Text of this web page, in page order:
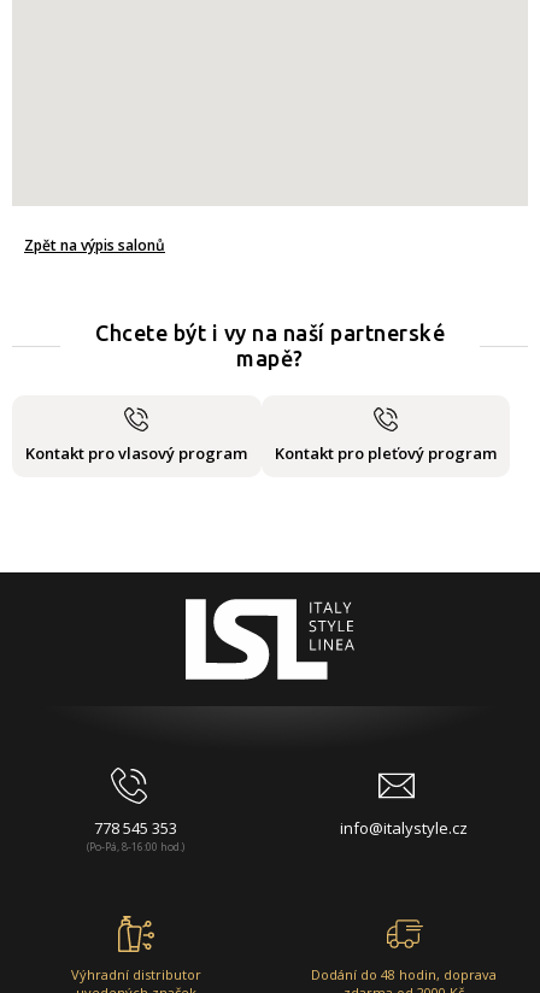
Zpět na výpis salonů
Chcete být i vy na naší partnerské
mapě?
Kontakt pro vlasový program Kontakt pro pleťový program
778 545 353
(Po-Pá, 8-16:00 hod.)
info@italystyle.cz
Výhradní distributor
Dodání do 48 hodin, doprava